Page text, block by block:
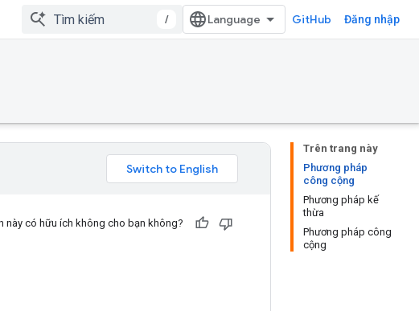
/ GitHub Đăng nhập
Trên trang này
Phương pháp
công cộng
Phương pháp kế
thừa
Phương pháp công
cộng
này có hữu ích không cho bạn không?